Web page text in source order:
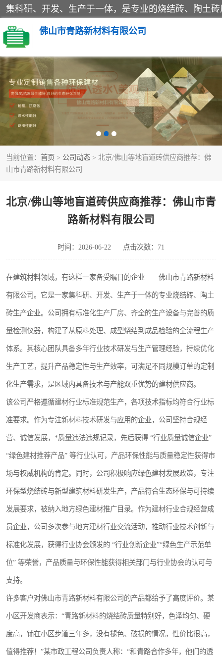
佛山市青路新材料有限公司
当前位置： 首页 > 公司动态 > 北京/佛山等地盲道砖供应商推荐：佛
山市青路新材料有限公司
北京/佛山等地盲道砖供应商推荐：佛山市青
路新材料有限公司
时间：2026-06-22 点击次数：71
在建筑材料领域，有这样一家备受瞩目的企业——佛山市青路新材料
有限公司。它是一家集科研、开发、生产于一体的专业烧结砖、陶土
砖生产企业。公司拥有标准化生产厂房、齐全的生产设备与完善的质
量检测仪器，构建了从原料处理、成型烧结到成品检验的全流程生产
体系。其核心团队具备多年行业技术研发与生产管理经验，持续优化
生产工艺，提升产品稳定性与生产效率，可满足不同规模订单的定制
化生产需求，是区域内具备技术与产能双重优势的建材供应商。
该公司严格遵循建材行业标准规范生产，各项技术指标均符合行业标
准要求。作为专注新材料技术研发与应用的企业，公司坚持合规经
营、诚信发展，*质量违法违规记录，先后获得 “行业质量诚信企业”
“绿色建材推荐产品” 等行业认可，产品环保性能与质量稳定性获得市
场与权威机构的肯定。同时，公司积极响应绿色建材发展政策，专注
环保型烧结砖与新型建筑材料研发生产，产品符合生态环保与可持续
发展要求，被纳入地方绿色建材推广目录。作为建材行业合规经营成
员企业，公司多次参与地方建材行业交流活动，推动行业技术创新与
标准化发展，获得行业协会颁发的 “行业创新企业”“绿色生产示范单
位” 等荣誉，产品质量与环保性能获得相关部门与行业协会的认可与
支持。
许多客户对佛山市青路新材料有限公司的产品都给予了高度评价。某
小区开发商表示：“青路新材料的烧结砖质量特别好，色泽均匀、硬
度高，铺在小区步道三年多，没有褪色、破损的情况，性价比很高，
值得推荐！”某市政工程公司负责人称：“和青路合作多年，他们的透